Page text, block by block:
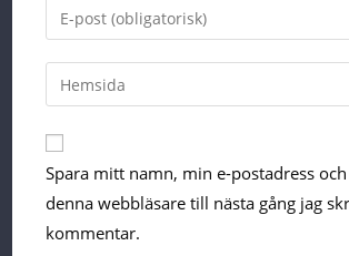
or
username
Enter
your
email
Enter
your
website
URL
(optional)
Spara mitt namn, min e-postadress
denna webbläsare till nästa gång jag
kommentar.